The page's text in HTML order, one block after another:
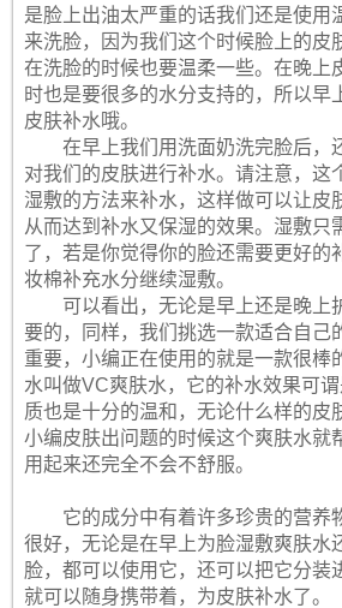
是脸上出油太严重的话我们还是使用
来洗脸，因为我们这个时候脸上的皮
在洗脸的时候也要温柔一些。在晚上
时也是要很多的水分支持的，所以早
皮肤补水哦。
在早上我们用洗面奶洗完脸后，
对我们的皮肤进行补水。请注意，这
湿敷的方法来补水，这样做可以让皮
从而达到补水又保湿的效果。湿敷只
了，若是你觉得你的脸还需要更好的
妆棉补充水分继续湿敷。
可以看出，无论是早上还是晚上
要的，同样，我们挑选一款适合自己
重要，小编正在使用的就是一款很棒
水叫做VC爽肤水，它的补水效果可
质也是十分的温和，无论什么样的皮
小编皮肤出问题的时候这个爽肤水就
用起来还完全不会不舒服。
它的成分中有着许多珍贵的营养
很好，无论是在早上为脸湿敷爽肤水
脸，都可以使用它，还可以把它分装
就可以随身携带着，为皮肤补水了。